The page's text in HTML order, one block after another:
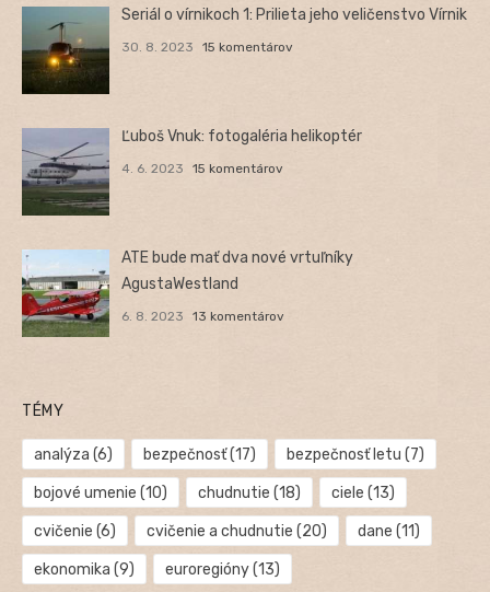
Seriál o vírnikoch 1: Prilieta jeho veličenstvo Vírnik
30. 8. 2023 15 komentárov
Ľuboš Vnuk: fotogaléria helikoptér
4. 6. 2023 15 komentárov
ATE bude mať dva nové vrtuľníky
AgustaWestland
6. 8. 2023 13 komentárov
TÉMY
analýza (6) bezpečnosť(17) bezpečnosť letu (7)
bojové umenie (10) chudnutie (18) ciele (13)
cvičenie (6) cvičenie a chudnutie (20) dane (11)
ekonomika (9) euroregióny(13)